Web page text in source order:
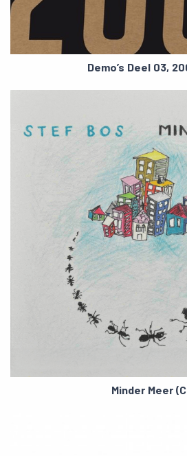
Demo’s Deel 03,
Minder Meer